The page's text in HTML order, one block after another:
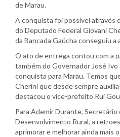
de Marau.
A conquista foi possível através
do Deputado Federal Giovani
da Bancada Gaúcha conseguiu a
O ato de entrega contou com a
também do Governador José Ivo
conquista para Marau. Temos
Cherini que desde sempre auxilia
destacou o vice-prefeito Rui
Para Ademir Durante,
Desenvolvimento Rural, a
aprimorar e melhorar ainda mais